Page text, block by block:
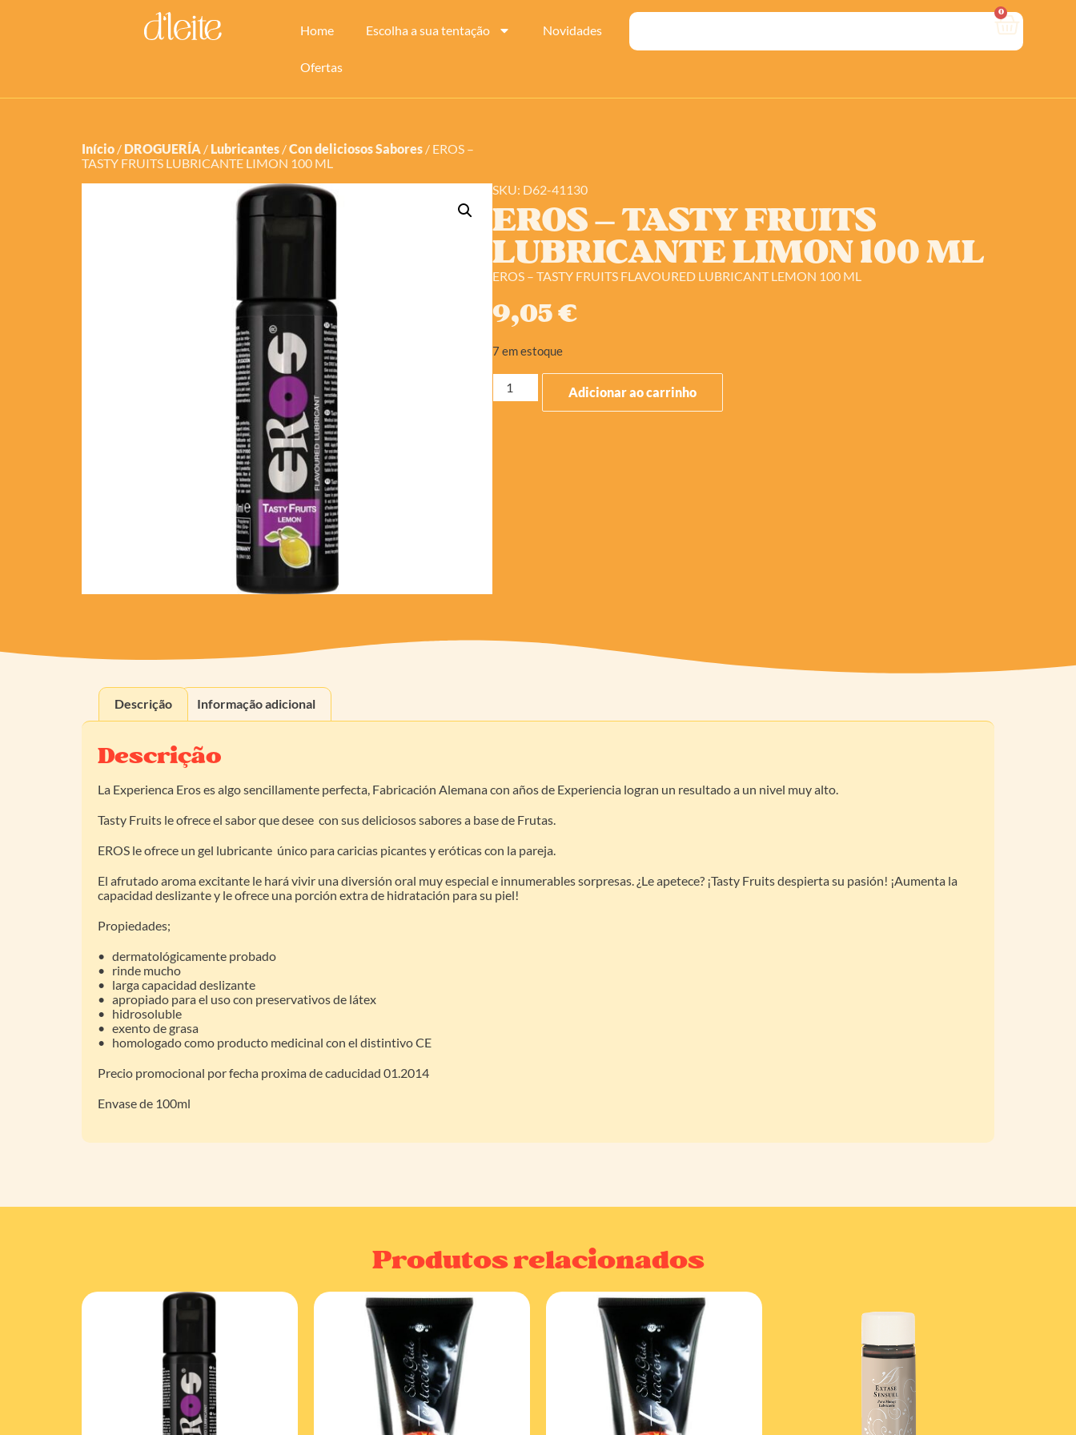
Home Escolha a sua tentação Novidades
Ofertas
0
Início / DROGUERÍA / Lubricantes /Con deliciosos Sabores / EROS –
TASTY FRUITS LUBRICANTE LIMON 100 ML
SKU: D62-41130
EROS – TASTY FRUITS
LUBRICANTE LIMON 100 ML
EROS – TASTY FRUITS FLAVOURED LUBRICANT LEMON 100 ML
9,05€
7 em estoque
Adicionar ao carrinho
Descrição Informação adicional
Descrição
La Experienca Eros es algo sencillamente perfecta, Fabricación Alemana con años de Experiencia logran un resultado a un nivel muy alto.
Tasty Fruits le ofrece el sabor que desee con sus deliciosos sabores a base de Frutas.
EROS le ofrece un gel lubricante único para caricias picantes y eróticas con la pareja.
El afrutado aroma excitante le hará vivir una diversión oral muy especial e innumerables sorpresas. ¿Le apetece? ¡Tasty Fruits despierta su pasión! ¡Aumenta la
capacidad deslizante y le ofrece una porción extra de hidratación para su piel!
Propiedades;
• dermatológicamente probado
• rinde mucho
• larga capacidad deslizante
• apropiado para el uso con preservativos de látex
• hidrosoluble
• exento de grasa
• homologado como producto medicinal con el distintivo CE
Precio promocional por fecha proxima de caducidad 01.2014
Envase de 100ml
Produtos relacionados